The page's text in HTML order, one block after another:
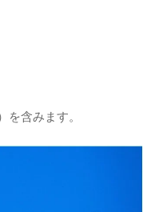
含みます。